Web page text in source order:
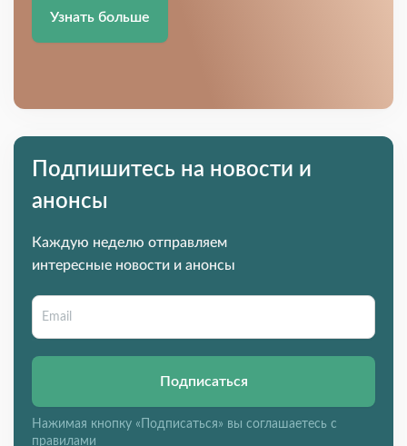
Узнать больше
Подпишитесь на новости и
анонсы
Каждую неделю отправляем
интересные новости и анонсы
Подписаться
Нажимая кнопку «Подписаться» вы соглашаетесь с
правилами